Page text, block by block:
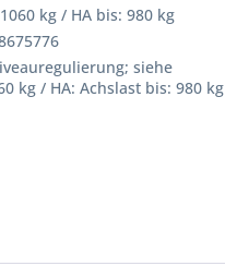
kg / HA bis: 980 kg
siehe
kg / HA: Achslast bis: 980 kg